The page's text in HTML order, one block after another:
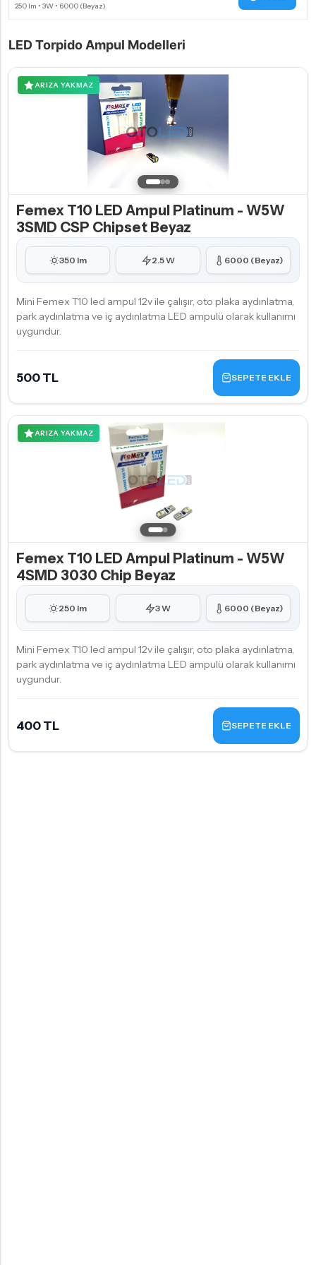
LED Torpido Ampul Modelleri
ARIZA YAKMAZ
Femex T10 LED Ampul Platinum - W5W
3SMD CSP Chipset Beyaz
350 lm 2.5 W 6000 (Beyaz)
Mini Femex T10 led ampul 12v ile çalışır, oto plaka aydınlatma,
park aydınlatma ve iç aydınlatma LED ampulü olarak kullanımı
uygundur.
500 TL SEPETE EKLE
ARIZA YAKMAZ
Femex T10 LED Ampul Platinum - W5W
4SMD 3030 Chip Beyaz
250 lm 3 W 6000 (Beyaz)
Mini Femex T10 led ampul 12v ile çalışır, oto plaka aydınlatma,
park aydınlatma ve iç aydınlatma LED ampulü olarak kullanımı
uygundur.
400 TL SEPETE EKLE